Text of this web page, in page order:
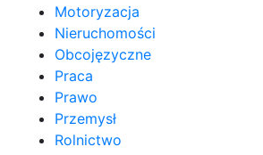
Motoryzacja
Nieruchomości
Obcojęzyczne
Praca
Prawo
Przemysł
Rolnictwo